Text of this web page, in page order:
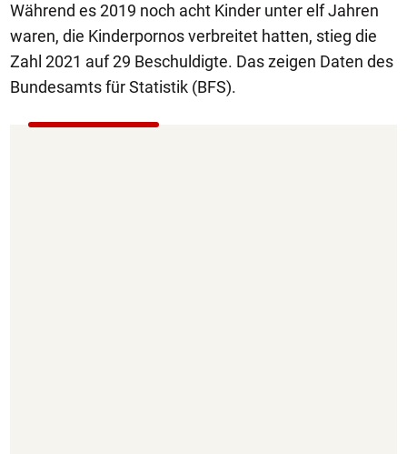
Während es 2019 noch acht Kinder unter elf Jahren
waren, die Kinderpornos verbreitet hatten, stieg die
Zahl 2021 auf 29 Beschuldigte. Das zeigen Daten des
Bundesamts für Statistik (BFS).